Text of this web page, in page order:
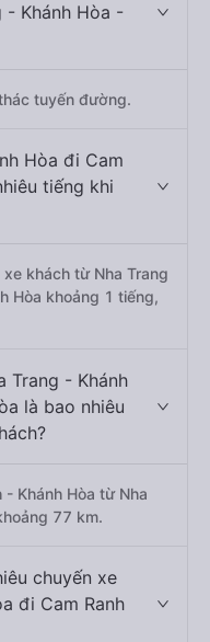
- Khánh Hòa -
tuyến đường.
Hòa đi Cam
tiếng khi
khách từ Nha Trang
Hòa khoảng 1 tiếng,
Trang - Khánh
là bao nhiêu
Khánh Hòa từ Nha
77 km.
chuyến xe
đi Cam Ranh